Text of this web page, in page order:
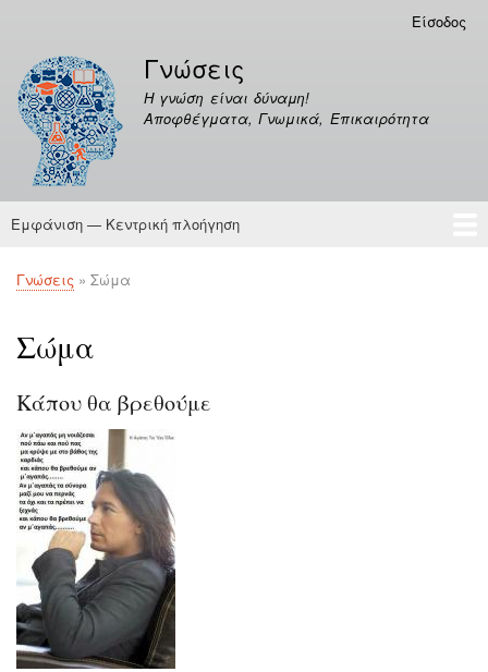
περιεχόμενο
λογαριασμού
χρήστη
Είσοδος
Γνώσεις
Η γνώση είναι δύναμη!
Αποφθέγματα, Γνωμικά, Επικαιρότητα
Κεντρική
Εμφάνιση — Κεντρική πλοήγηση
Γνώσεις
Αποφθέγματα
Breadcrumb
Γνώσεις Σώμα
Σώμα
Κάπου θα βρεθούμε